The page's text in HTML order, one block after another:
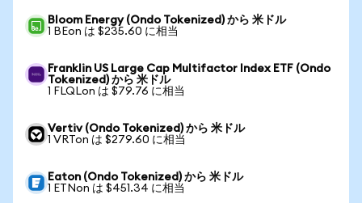
Bloom Energy (Ondo Tokenized) から 米ドル
1 BEon は $235.60 に相当
Franklin US Large Cap Multifactor Index ETF (Ondo
Tokenized) から 米ドル
1 FLQLon は $79.76 に相当
Vertiv (Ondo Tokenized) から 米ドル
1 VRTon は $279.60 に相当
Eaton (Ondo Tokenized) から 米ドル
1 ETNon は $451.34 に相当